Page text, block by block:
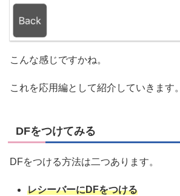
こんな感じですかね。
これを応用編として紹介していきます。
DFをつけてみる
DFをつける方法は二つあります。
レシーバーにDFをつける